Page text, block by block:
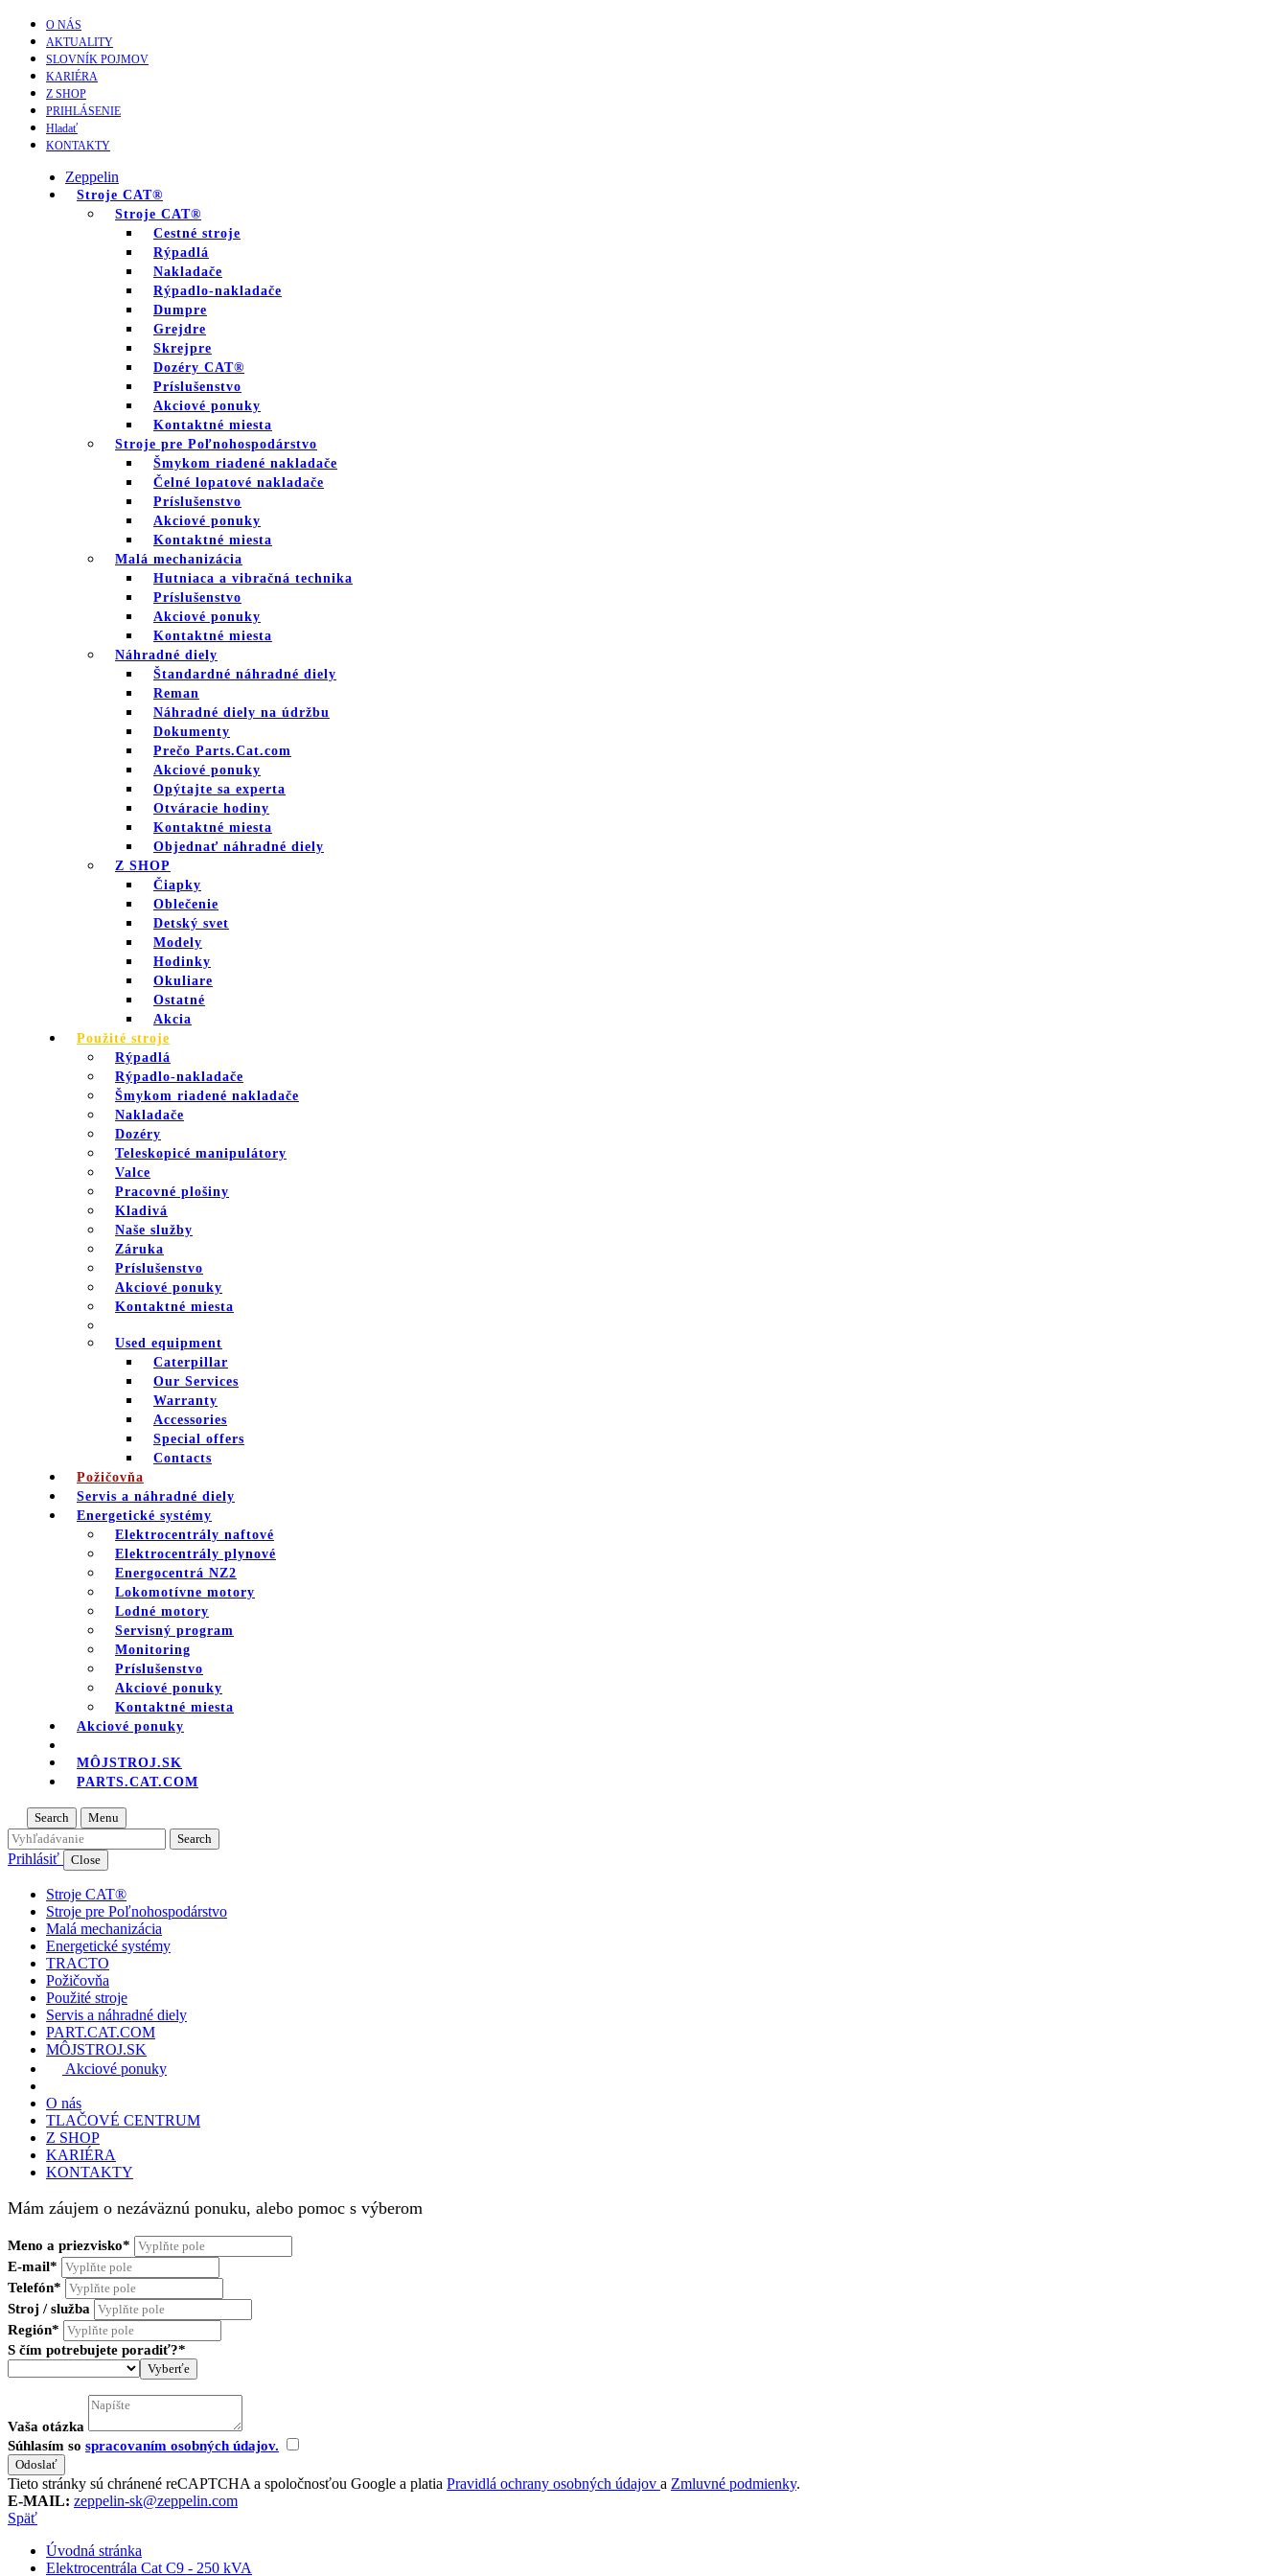
O NÁS
AKTUALITY
SLOVNÍK POJMOV
KARIÉRA
Z SHOP
PRIHLÁSENIE
Hladať
KONTAKTY
Zeppelin
Stroje CAT®
Stroje CAT®
Cestné stroje
Rýpadlá
Nakladače
Rýpadlo-nakladače
Dumpre
Grejdre
Skrejpre
Dozéry CAT®
Príslušenstvo
Akciové ponuky
Kontaktné miesta
Stroje pre Poľnohospodárstvo
Šmykom riadené nakladače
Čelné lopatové nakladače
Príslušenstvo
Akciové ponuky
Kontaktné miesta
Malá mechanizácia
Hutniaca a vibračná technika
Príslušenstvo
Akciové ponuky
Kontaktné miesta
Náhradné diely
Štandardné náhradné diely
Reman
Náhradné diely na údržbu
Dokumenty
Prečo Parts.Cat.com
Akciové ponuky
Opýtajte sa experta
Otváracie hodiny
Kontaktné miesta
Objednať náhradné diely
Z SHOP
Čiapky
Oblečenie
Detský svet
Modely
Hodinky
Okuliare
Ostatné
Akcia
Použité stroje
Rýpadlá
Rýpadlo-nakladače
Šmykom riadené nakladače
Nakladače
Dozéry
Teleskopicé manipulátory
Valce
Pracovné plošiny
Kladivá
Naše služby
Záruka
Príslušenstvo
Akciové ponuky
Kontaktné miesta
Used equipment
Caterpillar
Our Services
Warranty
Accessories
Special offers
Contacts
Požičovňa
Servis a náhradné diely
Energetické systémy
Elektrocentrály naftové
Elektrocentrály plynové
Energocentrá NZ2
Lokomotívne motory
Lodné motory
Servisný program
Monitoring
Príslušenstvo
Akciové ponuky
Kontaktné miesta
Akciové ponuky
MÔJSTROJ.SK
PARTS.CAT.COM
Search Menu
Prihlásiť Close
Stroje CAT®
Stroje pre Poľnohospodárstvo
Malá mechanizácia
Energetické systémy
TRACTO
Požičovňa
Použité stroje
Servis a náhradné diely
PART.CAT.COM
MÔJSTROJ.SK
Akciové ponuky
O nás
TLAČOVÉ CENTRUM
Z SHOP
KARIÉRA
KONTAKTY
Mám záujem o nezáväznú ponuku, alebo pomoc s výberom
Meno a priezvisko*
E-mail*
Telefón*
Stroj / služba
Región*
S čím potrebujete poradiť?*
Vyberťe
Vaša otázka
Súhlasím so spracovaním osobných údajov.
Tieto stránky sú chránené reCAPTCHA a spoločnosťou Google a platia Pravidlá ochrany osobných údajov a Zmluvné podmienky.
E-MAIL: zeppelin-sk@zeppelin.com
Späť
Úvodná stránka
Elektrocentrála Cat C9 - 250 kVA